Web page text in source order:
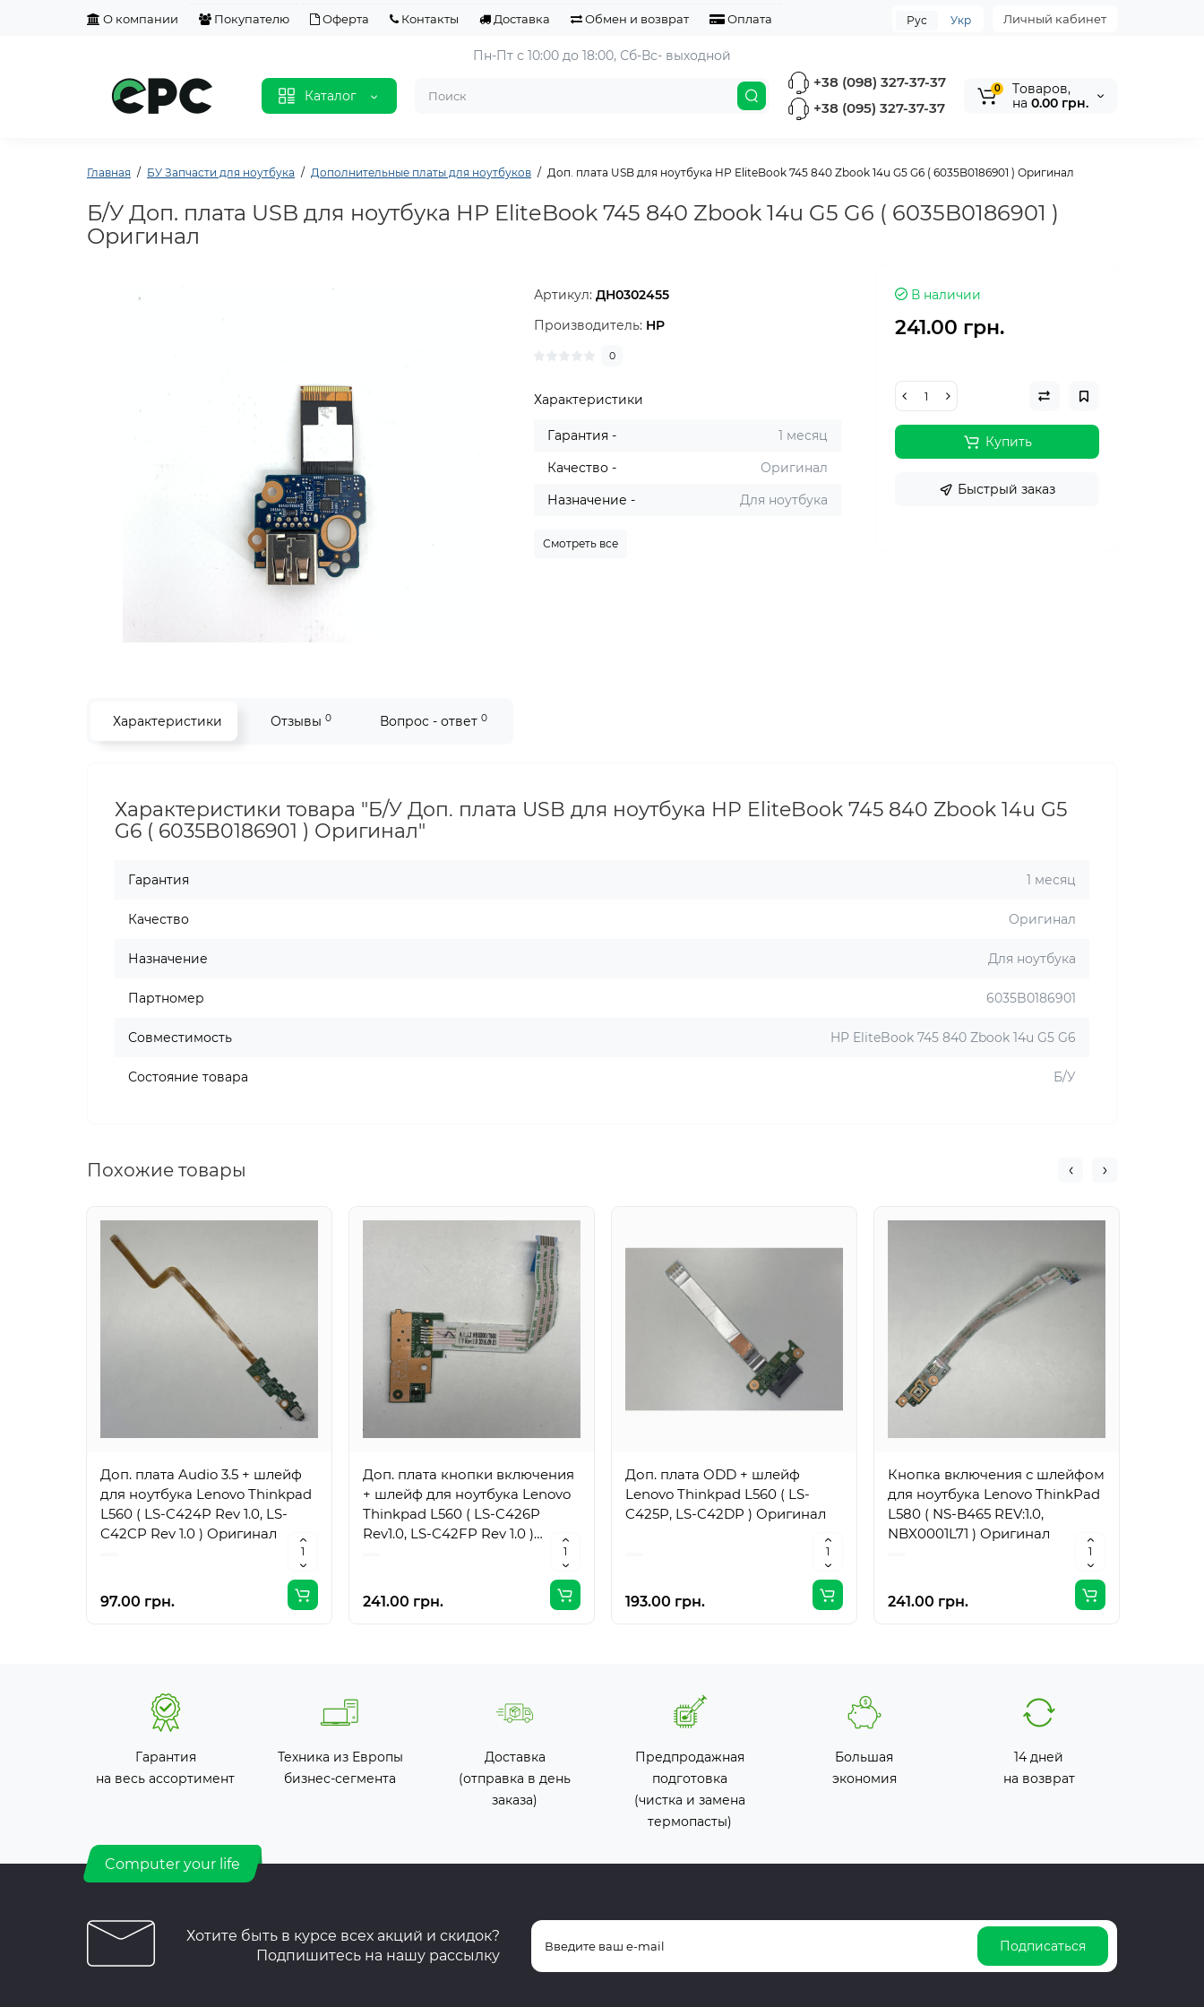
О компании Покупателю Оферта Контакты Доставка Обмен и возврат Оплата Личный кабинет
Рус Укр
Каталог
Пн-Пт с 10:00 до 18:00, Сб-Вс- выходной
+38 (098) 327-37-37
+38 (095) 327-37-37
0
Tоваров,
на 0.00 грн.
Главная БУ Запчасти для ноутбука Дополнительные платы для ноутбуков Доп. плата USB для ноутбука HP EliteBook 745 840 Zbook 14u G5 G6 ( 6035B0186901 ) Оригинал
Б/У Доп. плата USB для ноутбука HP EliteBook 745 840 Zbook 14u G5 G6 ( 6035B0186901 )
Оригинал
Артикул:ДН0302455
Производитель: HP
0
Характеристики
Гарантия -
1 месяц
Качество -
Оригинал
Назначение -
Для ноутбука
Смотреть все
В наличии
241.00 грн.
Купить
Быстрый заказ
Характеристики Отзывы 0 Вопрос - ответ 0
Характеристики товара "Б/У Доп. плата USB для ноутбука HP EliteBook 745 840 Zbook 14u G5
G6 ( 6035B0186901 ) Оригинал"
Гарантия 1 месяц
Качество Оригинал
Назначение Для ноутбука
Партномер 6035B0186901
Совместимость HP EliteBook 745 840 Zbook 14u G5 G6
Состояние товара Б/У
Похожие товары
Доп. плата Audio 3.5 + шлейф
для ноутбука Lenovo Thinkpad
L560 ( LS-C424P Rev 1.0, LS-
C42CP Rev 1.0 ) Оригинал
97.00 грн.
Доп. плата кнопки включения
+ шлейф для ноутбука Lenovo
Thinkpad L560 ( LS-C426P
Rev1.0, LS-C42FP Rev 1.0 )
241.00 грн.
Доп. плата ODD + шлейф
Lenovo Thinkpad L560 ( LS-
C425P, LS-C42DP ) Оригинал
193.00 грн.
Кнопка включения с шлейфом
для ноутбука Lenovo ThinkPad
L580 ( NS-B465 REV:1.0,
NBX0001L71 ) Оригинал
241.00 грн.
Гарантия
на весь ассортимент
Техника из Европы
бизнес-сегмента
Доставка
(отправка в день
заказа)
Предпродажная
подготовка
(чистка и замена
термопасты)
Большая
экономия
14 дней
на возврат
Computer your life
Хотите быть в курсе всех акций и скидок?
Подпишитесь на нашу рассылку
Подписаться